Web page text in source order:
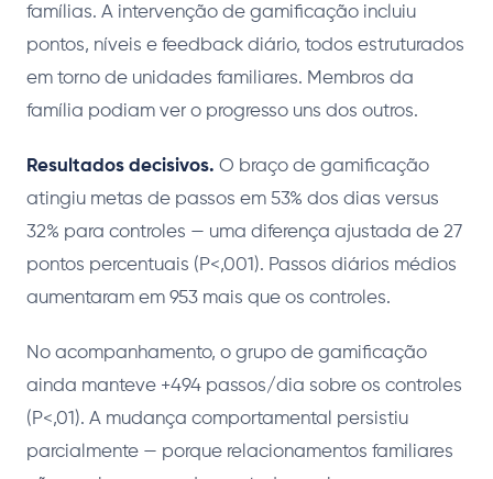
famílias. A intervenção de gamificação incluiu
pontos, níveis e feedback diário, todos estruturados
em torno de unidades familiares. Membros da
família podiam ver o progresso uns dos outros.
Resultados decisivos. O braço de gamificação
atingiu metas de passos em 53% dos dias versus
32% para controles — uma diferença ajustada de 27
pontos percentuais (P<,001). Passos diários médios
aumentaram em 953 mais que os controles.
No acompanhamento, o grupo de gamificação
ainda manteve +494 passos/dia sobre os controles
(P<,01). A mudança comportamental persistiu
parcialmente — porque relacionamentos familiares